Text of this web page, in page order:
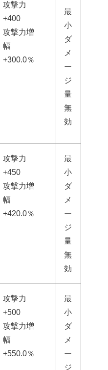
攻撃力
+400
攻撃力増
幅
+300.0％
最
小
ダ
メ
ー
ジ
量
無
効
攻撃力
+450
攻撃力増
幅
+420.0％
最
小
ダ
メ
ー
ジ
量
無
効
攻撃力
+500
攻撃力増
幅
+550.0％
最
小
ダ
メ
ー
ジ